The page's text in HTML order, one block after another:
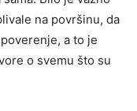
na površinu, da
a to je
o svemu što su